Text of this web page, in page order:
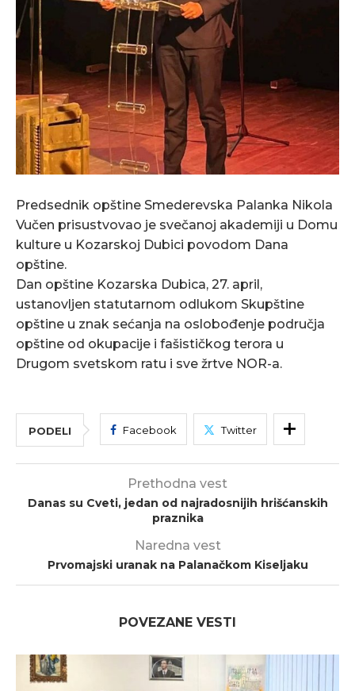
Predsednik opštine Smederevska Palanka Nikola
Vučen prisustvovao je svečanoj akademiji u Domu
kulture u Kozarskoj Dubici povodom Dana
opštine.
Dan opštine Kozarska Dubica, 27. april,
ustanovljen statutarnom odlukom Skupštine
opštine u znak sećanja na oslobođenje područja
opštine od okupacije i fašističkog terora u
Drugom svetskom ratu i sve žrtve NOR-a.
PODELI Facebook Twitter
Prethodna vest
Danas su Cveti, jedan od najradosnijih hrišćanskih
praznika
Naredna vest
Prvomajski uranak na Palanačkom Kiseljaku
POVEZANE VESTI